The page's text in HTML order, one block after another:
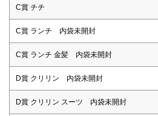
C賞 チチ
C賞 ランチ 内袋未開封
C賞 ランチ 金髪 内袋未開封
D賞 クリリン 内袋未開封
D賞 クリリン スーツ 内袋未開封